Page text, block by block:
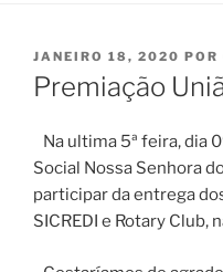
PUBLICADO
EM
JANEIRO 18, 2020 POR
Premiação
Na ultima 5ª feira, dia
Social Nossa Senhora
participar da entrega
SICREDI e Rotary Club,